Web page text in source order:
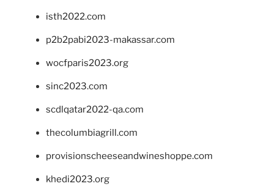
isth2022.com
p2b2pabi2023-makassar.com
wocfparis2023.org
sinc2023.com
scdlqatar2022-qa.com
thecolumbiagrill.com
provisionscheeseandwineshoppe.com
khedi2023.org